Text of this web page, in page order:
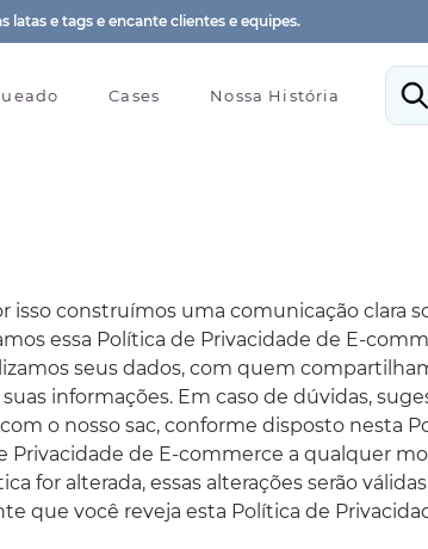
latas e tags e encante clientes e equipes.
Cases Nossa História
O
isso construímos uma comunicação clara
essa Política de Privacidade de E-
seus dados, com quem
informações. Em caso de dúvidas,
o nosso sac, conforme disposto nesta
Privacidade de E-commerce a qualquer
for alterada, essas alterações serão
que você reveja esta Política de